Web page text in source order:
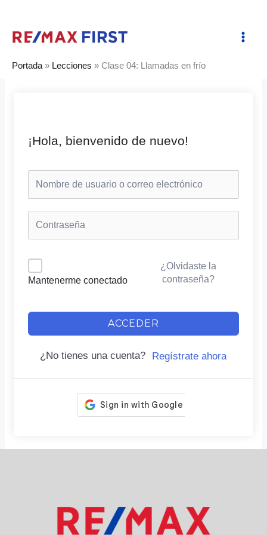
contenido
Portada » Lecciones » Clase 04: Llamadas en frío
¡Hola, bienvenido de nuevo!
Mantenerme conectado
¿Olvidaste la
contraseña?
ACCEDER
¿No tienes una cuenta? Regístrate ahora